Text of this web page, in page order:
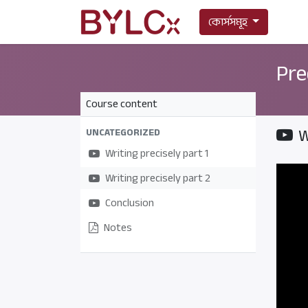
কোর্সসমূহ
Course content
UNCATEGORIZED
Writing precisely part 1
Writing precisely part 2
Conclusion
Notes